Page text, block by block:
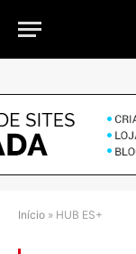
Início » HUB ES+